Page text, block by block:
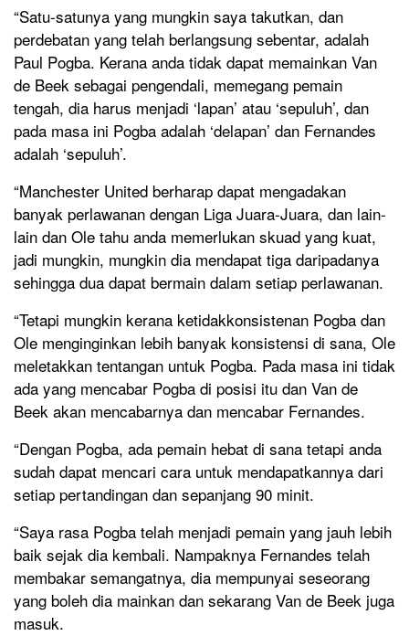
“Satu-satunya yang mungkin saya takutkan, dan
perdebatan yang telah berlangsung sebentar, adalah
Paul Pogba. Kerana anda tidak dapat memainkan Van
de Beek sebagai pengendali, memegang pemain
tengah, dia harus menjadi ‘lapan’ atau ‘sepuluh’, dan
pada masa ini Pogba adalah ‘delapan’ dan Fernandes
adalah ‘sepuluh’.
“Manchester United berharap dapat mengadakan
banyak perlawanan dengan Liga Juara-Juara, dan lain-
lain dan Ole tahu anda memerlukan skuad yang kuat,
jadi mungkin, mungkin dia mendapat tiga daripadanya
sehingga dua dapat bermain dalam setiap perlawanan.
“Tetapi mungkin kerana ketidakkonsistenan Pogba dan
Ole menginginkan lebih banyak konsistensi di sana, Ole
meletakkan tentangan untuk Pogba. Pada masa ini tidak
ada yang mencabar Pogba di posisi itu dan Van de
Beek akan mencabarnya dan mencabar Fernandes.
“Dengan Pogba, ada pemain hebat di sana tetapi anda
sudah dapat mencari cara untuk mendapatkannya dari
setiap pertandingan dan sepanjang 90 minit.
“Saya rasa Pogba telah menjadi pemain yang jauh lebih
baik sejak dia kembali. Nampaknya Fernandes telah
membakar semangatnya, dia mempunyai seseorang
yang boleh dia mainkan dan sekarang Van de Beek juga
masuk.